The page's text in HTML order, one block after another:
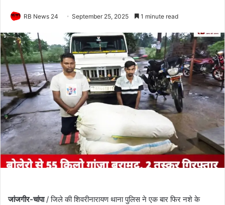
RB News 24 September 25, 2025 1 minute read
जांजगीर-चांपा/ जिले की शिवरीनारायण थाना पुलिस ने एक बार फिर नशे के